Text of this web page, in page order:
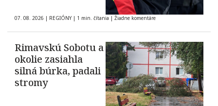
07. 08. 2026 | REGIÓNY | 1 min. čítania | Žiadne komentáre
Rimavskú Sobotu a
okolie zasiahla
silná búrka, padali
stromy